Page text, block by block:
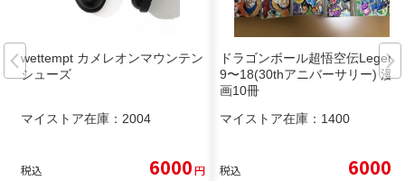
wettempt カメレオンマウンテン
シューズ
マイストア在庫： 2004
税込 6000円
ドラゴンボール超悟空伝Legend
9〜18(30thアニバーサリー) 漫
画10冊
マイストア在庫： 1400
税込 6000